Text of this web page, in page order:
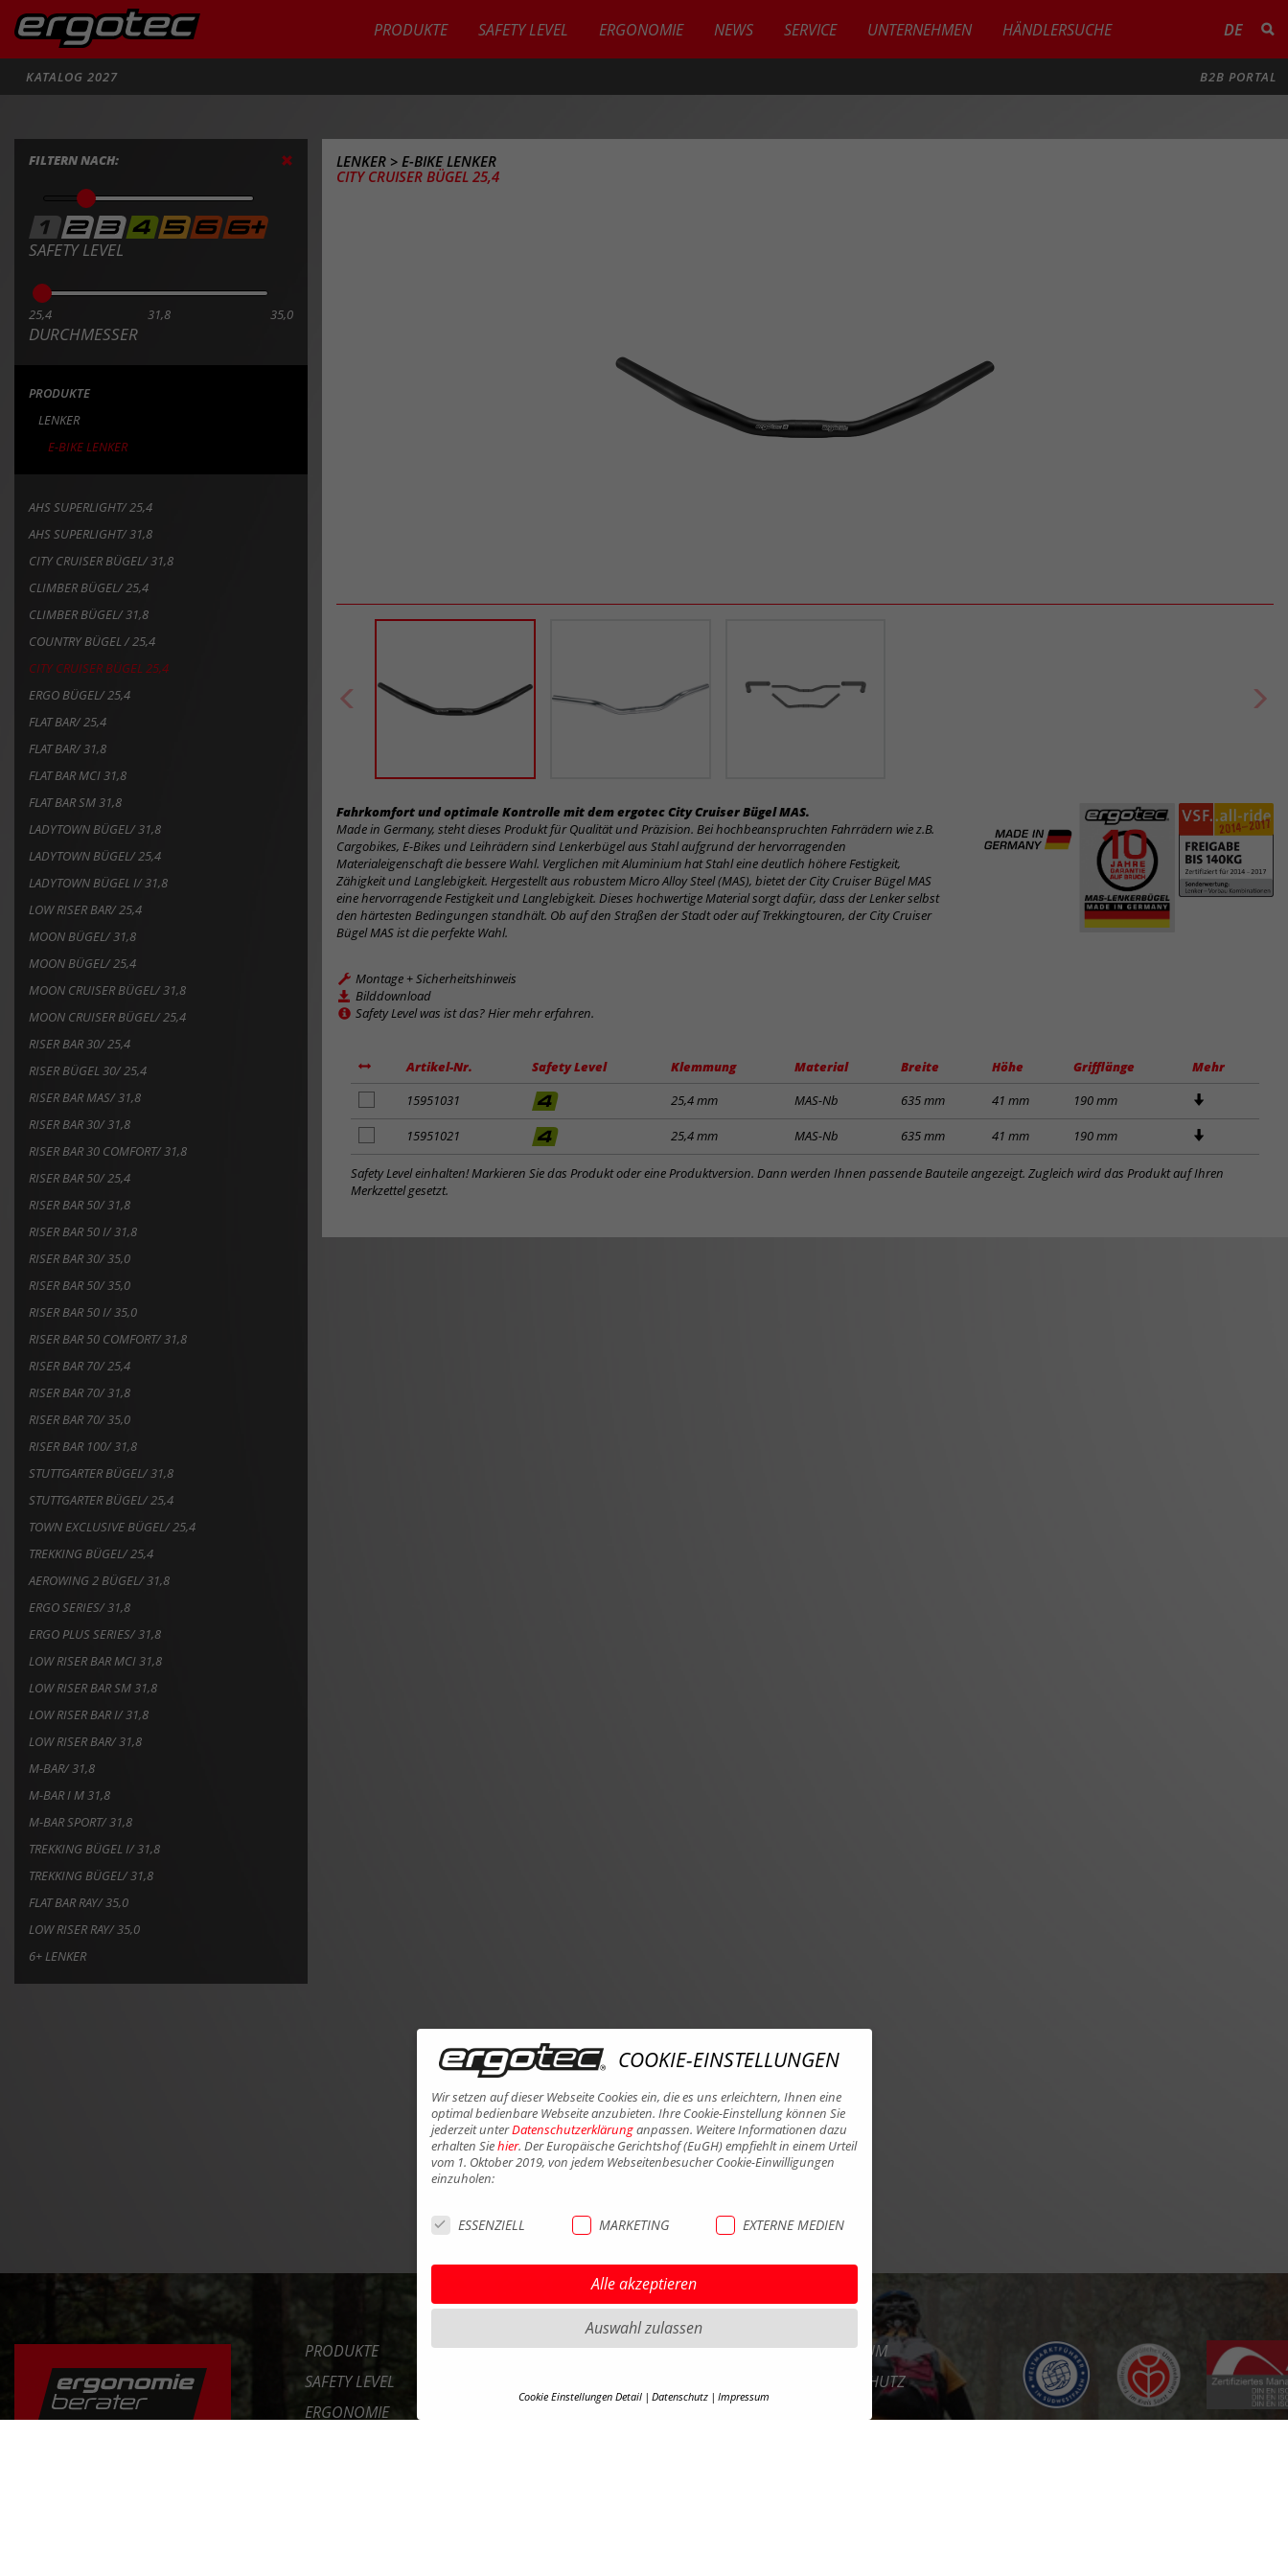
PRODUKTE SAFETY LEVEL ERGONOMIE NEWS SERVICE UNTERNEHMEN HÄNDLERSUCHE DE
KATALOG 2027 B2B PORTAL
FILTERN NACH:
SAFETY LEVEL
25,4 31,8 35,0
DURCHMESSER
PRODUKTE
LENKER
E-BIKE LENKER
AHS SUPERLIGHT/ 25,4
AHS SUPERLIGHT/ 31,8
CITY CRUISER BÜGEL/ 31,8
CLIMBER BÜGEL/ 25,4
CLIMBER BÜGEL/ 31,8
COUNTRY BÜGEL / 25,4
CITY CRUISER BÜGEL 25,4
ERGO BÜGEL/ 25,4
FLAT BAR/ 25,4
FLAT BAR/ 31,8
FLAT BAR MCI 31,8
FLAT BAR SM 31,8
LADYTOWN BÜGEL/ 31,8
LADYTOWN BÜGEL/ 25,4
LADYTOWN BÜGEL I/ 31,8
LOW RISER BAR/ 25,4
MOON BÜGEL/ 31,8
MOON BÜGEL/ 25,4
MOON CRUISER BÜGEL/ 31,8
MOON CRUISER BÜGEL/ 25,4
RISER BAR 30/ 25,4
RISER BÜGEL 30/ 25,4
RISER BAR MAS/ 31,8
RISER BAR 30/ 31,8
RISER BAR 30 COMFORT/ 31,8
RISER BAR 50/ 25,4
RISER BAR 50/ 31,8
RISER BAR 50 I/ 31,8
RISER BAR 30/ 35,0
RISER BAR 50/ 35,0
RISER BAR 50 I/ 35,0
RISER BAR 50 COMFORT/ 31,8
RISER BAR 70/ 25,4
RISER BAR 70/ 31,8
RISER BAR 70/ 35,0
RISER BAR 100/ 31,8
STUTTGARTER BÜGEL/ 31,8
STUTTGARTER BÜGEL/ 25,4
TOWN EXCLUSIVE BÜGEL/ 25,4
TREKKING BÜGEL/ 25,4
AEROWING 2 BÜGEL/ 31,8
ERGO SERIES/ 31,8
ERGO PLUS SERIES/ 31,8
LOW RISER BAR MCI 31,8
LOW RISER BAR SM 31,8
LOW RISER BAR I/ 31,8
LOW RISER BAR/ 31,8
M-BAR/ 31,8
M-BAR I M 31,8
M-BAR SPORT/ 31,8
TREKKING BÜGEL I/ 31,8
TREKKING BÜGEL/ 31,8
FLAT BAR RAY/ 35,0
LOW RISER RAY/ 35,0
6+ LENKER
LENKER > E-BIKE LENKER
CITY CRUISER BÜGEL 25,4
Fahrkomfort und optimale Kontrolle mit dem ergotec City Cruiser Bügel MAS.
Made in Germany, steht dieses Produkt für Qualität und Präzision. Bei hochbeanspruchten Fahrrädern wie z.B.
Cargobikes, E-Bikes und Leihrädern sind Lenkerbügel aus Stahl aufgrund der hervorragenden
Materialeigenschaft die bessere Wahl. Verglichen mit Aluminium hat Stahl eine deutlich höhere Festigkeit,
Zähigkeit und Langlebigkeit. Hergestellt aus robustem Micro Alloy Steel (MAS), bietet der City Cruiser Bügel MAS
eine hervorragende Festigkeit und Langlebigkeit. Dieses hochwertige Material sorgt dafür, dass der Lenker selbst
den härtesten Bedingungen standhält. Ob auf den Straßen der Stadt oder auf Trekkingtouren, der City Cruiser
Bügel MAS ist die perfekte Wahl.
Montage + Sicherheitshinweis
Bilddownload
Safety Level was ist das? Hier mehr erfahren.
Artikel-Nr. Safety Level Klemmung Material Breite Höhe Grifflänge
Mehr
zum
Merkzettel
hinzufügen
15951031 25,4 mm MAS-Nb 635 mm 41 mm 190 mm
zum
Merkzettel
hinzufügen
15951021 25,4 mm MAS-Nb 635 mm 41 mm 190 mm
Safety Level einhalten! Markieren Sie das Produkt oder eine Produktversion. Dann werden Ihnen passende Bauteile angezeigt. Zugleich wird das Produkt auf Ihren
Merkzettel gesetzt.
PRODUKTE
SAFETY LEVEL
ERGONOMIE
HIGHLIGHTS MTB
SATTELSTÜTZEN
IMPRESSUM
DATENSCHUTZ
COOKIE-EINSTELLUNGEN
Wir setzen auf dieser Webseite Cookies ein, die es uns erleichtern, Ihnen eine
optimal bedienbare Webseite anzubieten. Ihre Cookie-Einstellung können Sie
jederzeit unterDatenschutzerklärunganpassen. Weitere Informationen dazu
erhalten Siehier. Der Europäische Gerichtshof (EuGH) empfiehlt in einem Urteil
vom 1. Oktober 2019, von jedem Webseitenbesucher Cookie-Einwilligungen
einzuholen:
ESSENZIELL MARKETING EXTERNE MEDIEN
Alle akzeptieren
Auswahl zulassen
Cookie Einstellungen Detail Datenschutz Impressum